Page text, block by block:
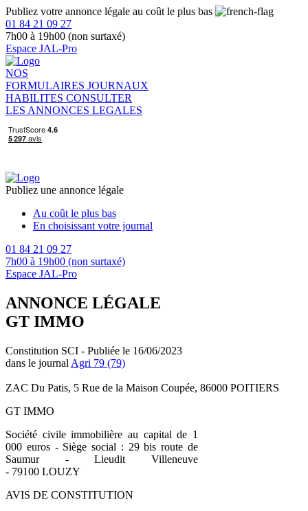
Publiez votre annonce légale au coût le plus bas
01 84 21 09 27
7h00 à 19h00 (non surtaxé)
Espace JAL-Pro
NOS
FORMULAIRES JOURNAUX
HABILITES CONSULTER
LES ANNONCES LEGALES
Publiez une annonce légale
Au coût le plus bas
En choisissant votre journal
01 84 21 09 27
7h00 à 19h00 (non surtaxé)
Espace JAL-Pro
ANNONCE LÉGALE
GT IMMO
Constitution SCI - Publiée le 16/06/2023
dans le journal Agri 79 (79)
ZAC Du Patis, 5 Rue de la Maison Coupée, 86000 POITIERS
GT IMMO
Société civile immobilière au capital de 1
000 euros - Siège social : 29 bis route de
Saumur - Lieudit Villeneuve
- 79100 LOUZY
AVIS DE CONSTITUTION